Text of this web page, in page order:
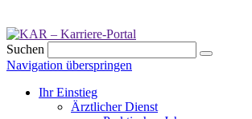
Suchen
Navigation überspringen
Ihr Einstieg
Ärztlicher Dienst